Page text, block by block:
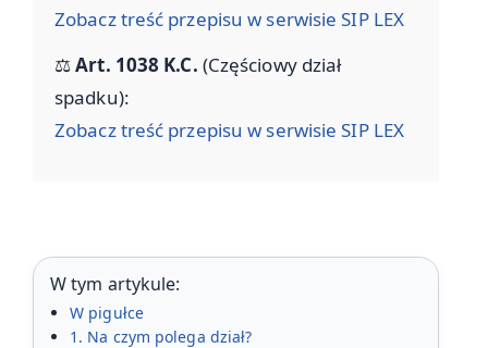
Zobacz treść przepisu w serwisie SIP LEX
⚖️Art. 1038 K.C. (Częściowy dział
spadku):
Zobacz treść przepisu w serwisie SIP LEX
W tym artykule:
W pigułce
1. Na czym polega dział?